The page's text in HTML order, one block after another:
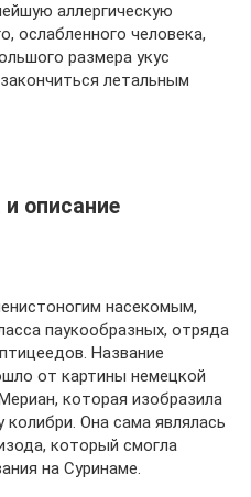
аллергическую
ослабленного человека,
размера укус
летальным
описание
насекомым,
паукообразных, отряда
Название
от картины немецкой
которая изобразила
Она сама являлась
который смогла
на Суринаме.